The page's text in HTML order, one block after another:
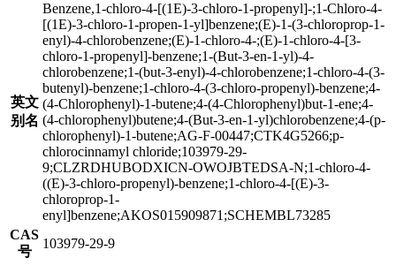
英文
别名
Benzene,1-chloro-4-[(1E)-3-chloro-1-propenyl]-;1-Chloro-4-
[(1E)-3-chloro-1-propen-1-yl]benzene;(E)-1-(3-chloroprop-1-
enyl)-4-chlorobenzene;(E)-1-chloro-4-;(E)-1-chloro-4-[3-
chloro-1-propenyl]-benzene;1-(But-3-en-1-yl)-4-
chlorobenzene;1-(but-3-enyl)-4-chlorobenzene;1-chloro-4-(3-
butenyl)-benzene;1-chloro-4-(3-chloro-propenyl)-benzene;4-
(4-Chlorophenyl)-1-butene;4-(4-Chlorophenyl)but-1-ene;4-
(4-chlorophenyl)butene;4-(But-3-en-1-yl)chlorobenzene;4-(p-
chlorophenyl)-1-butene;AG-F-00447;CTK4G5266;p-
chlorocinnamyl chloride;103979-29-
9;CLZRDHUBODXICN-OWOJBTEDSA-N;1-chloro-4-
((E)-3-chloro-propenyl)-benzene;1-chloro-4-[(E)-3-
chloroprop-1-
enyl]benzene;AKOS015909871;SCHEMBL73285
CAS
号
103979-29-9